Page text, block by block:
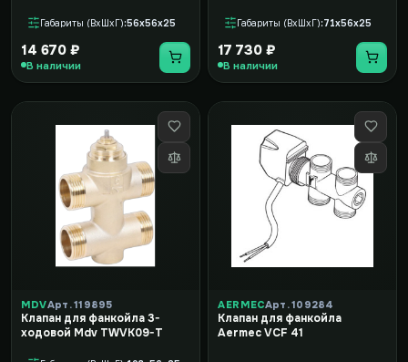
Габариты (ВxШxГ) 56x56x25
14 670 ₽
В наличии
Габариты (ВxШxГ) 71x56x25
17 730 ₽
В наличии
MDVАрт. 119895
Клапан для фанкойла 3-
ходовой Mdv TWVK09-T
AERMECАрт. 109284
Клапан для фанкойла
Aermec VCF 41